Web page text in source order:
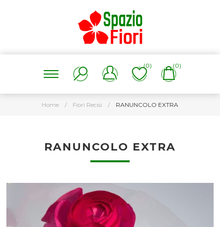
(0) (0)
Home / Fiori Recisi / RANUNCOLO EXTRA
RANUNCOLO EXTRA